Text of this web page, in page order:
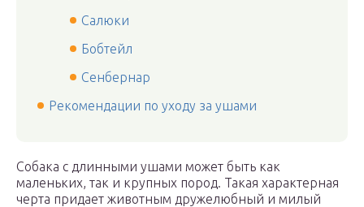
Салюки
Бобтейл
Сенбернар
Рекомендации по уходу за ушами
Собака с длинными ушами может быть как
маленьких, так и крупных пород. Такая характерная
черта придает животным дружелюбный и милый